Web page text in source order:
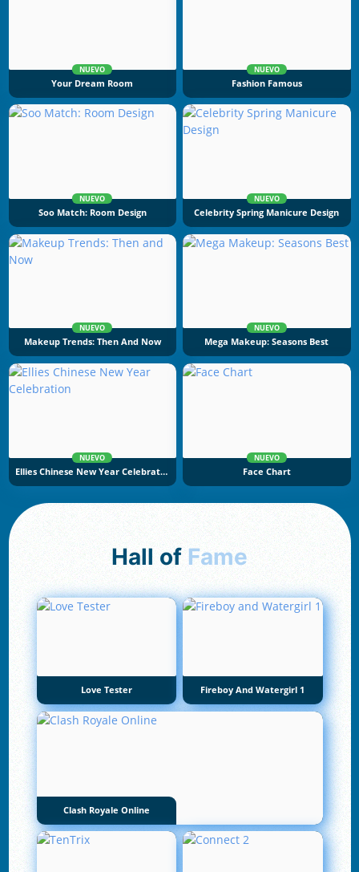
NUEVO
Your Dream Room
NUEVO
Fashion Famous
NUEVO
Soo Match: Room Design
NUEVO
Celebrity Spring Manicure Design
NUEVO
Makeup Trends: Then And Now
NUEVO
Mega Makeup: Seasons Best
NUEVO
Ellies Chinese New Year Celebration
NUEVO
Face Chart
Hall of Fame
Love Tester Fireboy And Watergirl 1
Clash Royale Online